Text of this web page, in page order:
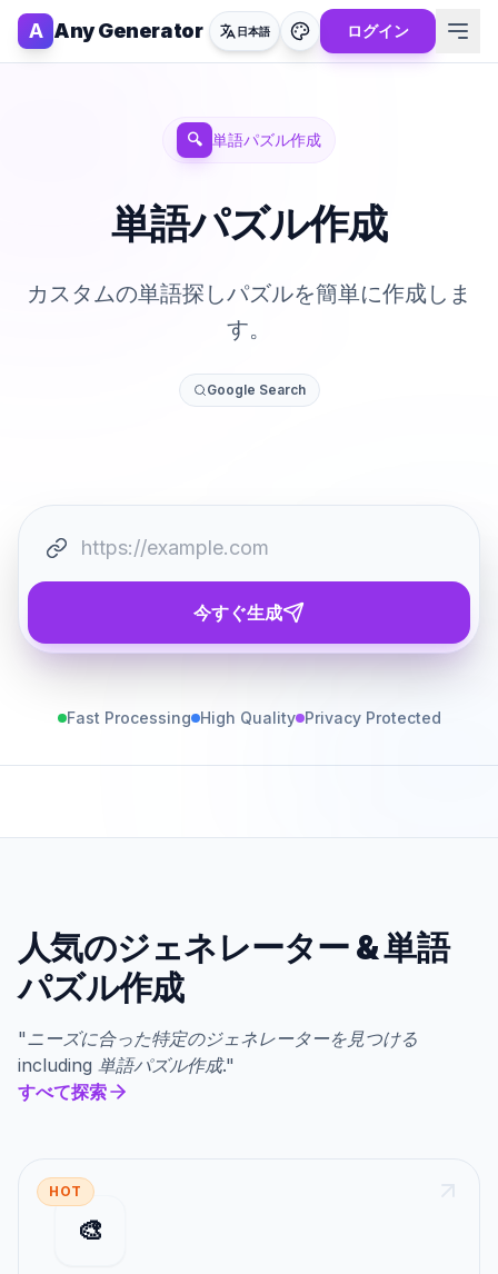
A Any Generator 日本語 ログイン
🔍 単語パズル作成
単語パズル作成
カスタムの単語探しパズルを簡単に作成しま
す。
Google Search
今すぐ生成
Fast Processing High Quality Privacy Protected
人気のジェネレーター&単語
パズル作成
"ニーズに合った特定のジェネレーターを見つける
including 単語パズル作成."
すべて探索
HOT
🎨